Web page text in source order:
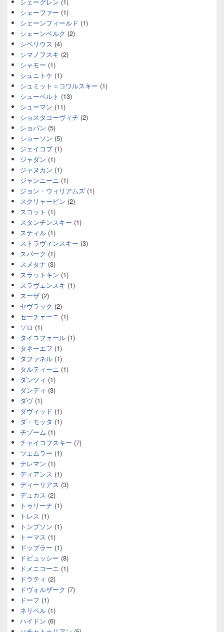
シェーグレン (1)
シェーファー (1)
シェーンフィールド (1)
シェーンベルク (2)
シベリウス (4)
シマノフスキ (2)
シャモー (1)
シュニトケ (1)
シュミット＝コワルスキー (1)
シューベルト (13)
シューマン (11)
ショスタコーヴィチ (2)
ショパン (5)
ショーソン (5)
ジェイコブ (1)
ジャダン (1)
ジャヌカン (1)
ジャンニーニ (1)
ジョン・ウィリアムズ (1)
スクリャービン (2)
スコット (1)
スタンチンスキー (1)
スティル (1)
ストラヴィンスキー (3)
スパーク (1)
スメタナ (3)
スラットキン (1)
スラヴェンスキ (1)
スーザ (2)
セヴラック (2)
セーチェーニ (1)
ソロ (1)
タイユフェール (1)
タネーエフ (1)
タファネル (1)
タルティーニ (1)
ダンツィ (1)
ダンディ (3)
ダヴ(1)
ダヴィッド (1)
ダ・モッタ (1)
チゾーム (1)
チャイコフスキー (7)
ツェムラー (1)
テレマン (1)
ディアンス (1)
ディーリアス (3)
デュカス (2)
トゥリーナ (1)
トレス (1)
トンプソン (1)
トーマス (1)
ドップラー (1)
ドビュッシー (8)
ドメニコーニ (1)
ドラティ (2)
ドヴォルザーク (7)
ドーフ (1)
ネリベル (1)
ハイドン (6)